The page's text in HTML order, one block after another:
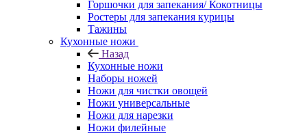
Горшочки для запекания/ Кокотницы
Ростеры для запекания курицы
Тажины
Кухонные ножи
Назад
Кухонные ножи
Наборы ножей
Ножи для чистки овощей
Ножи универсальные
Ножи для нарезки
Ножи филейные